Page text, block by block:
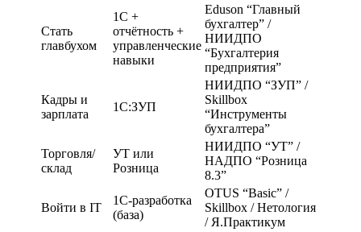
Стать
главбухом
1С +
отчётность +
управленческие
навыки
Eduson “Главный
бухгалтер” /
НИИДПО
“Бухгалтерия
предприятия”
Кадры и
зарплата
1С:ЗУП
НИИДПО “ЗУП” /
Skillbox
“Инструменты
бухгалтера”
Торговля/
склад
УТ или
Розница
НИИДПО “УТ” /
НАДПО “Розница
8.3”
Войти в IT
1С-разработка
(база)
OTUS “Basic” /
Skillbox / Нетология
/ Я.Практикум